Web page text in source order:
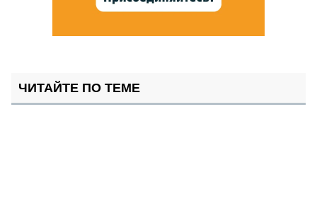
ЧИТАЙТЕ ПО ТЕМЕ